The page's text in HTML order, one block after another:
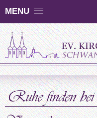
MENU